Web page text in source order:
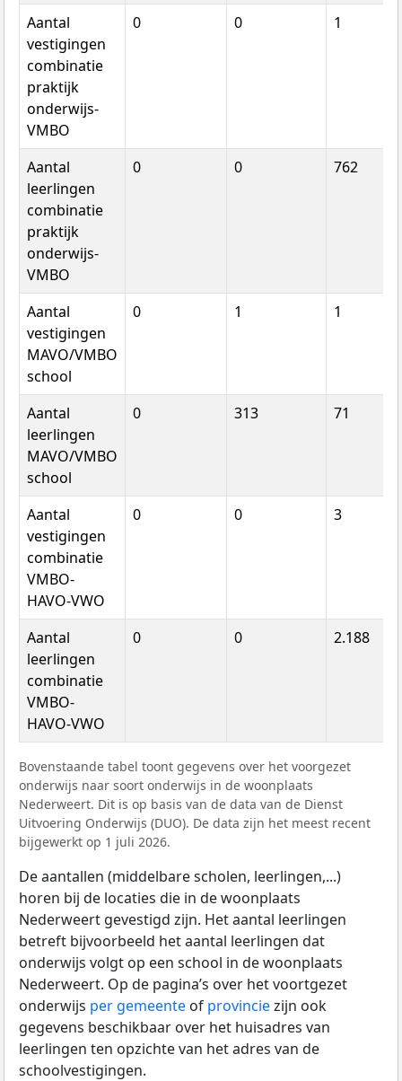
Aantal
vestigingen
combinatie
praktijk
onderwijs-
VMBO
0 0 1
Aantal
leerlingen
combinatie
praktijk
onderwijs-
VMBO
0 0 762
Aantal
vestigingen
MAVO/VMBO
school
0 1 1
Aantal
leerlingen
MAVO/VMBO
school
0 313 71
Aantal
vestigingen
combinatie
VMBO-
HAVO-VWO
0 0 3
Aantal
leerlingen
combinatie
VMBO-
HAVO-VWO
0 0 2.188
Bovenstaande tabel toont gegevens over het voorgezet
onderwijs naar soort onderwijs in de woonplaats
Nederweert. Dit is op basis van de data van de Dienst
Uitvoering Onderwijs (DUO). De data zijn het meest recent
bijgewerkt op 1 juli 2026.
De aantallen (middelbare scholen, leerlingen,...)
horen bij de locaties die in de woonplaats
Nederweert gevestigd zijn. Het aantal leerlingen
betreft bijvoorbeeld het aantal leerlingen dat
onderwijs volgt op een school in de woonplaats
Nederweert. Op de pagina’s over het voortgezet
onderwijs per gemeente of provinciezijn ook
gegevens beschikbaar over het huisadres van
leerlingen ten opzichte van het adres van de
schoolvestigingen.